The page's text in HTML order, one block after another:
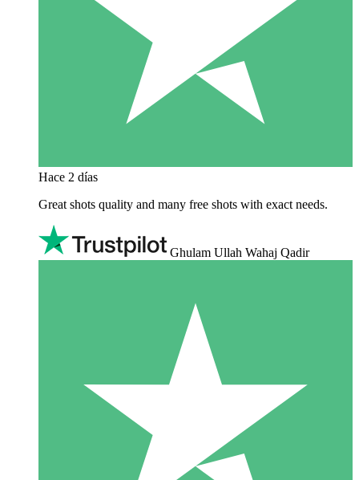
Hace 2 días
Great shots quality and many free shots with exact needs.
Ghulam Ullah Wahaj Qadir